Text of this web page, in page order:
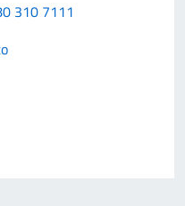
310 7111